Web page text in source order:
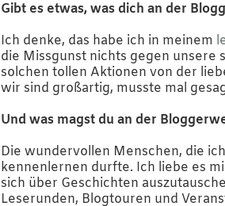
Gibt es etwas, was dich an der
Ich denke, das habe ich in meinem
die Missgunst nichts gegen unsere
solchen tollen Aktionen von der
wir sind großartig, musste mal
Und was magst du an der
Die wundervollen Menschen, die
kennenlernen durfte. Ich liebe es
sich über Geschichten
Leserunden, Blogtouren und